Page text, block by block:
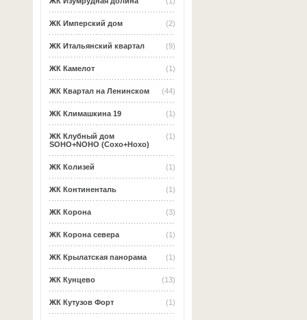
(2)
ЖК Имперский дом
(9)
ЖК Итальянский квартал
(1)
ЖК Камелот
(44)
ЖК Квартал на Ленинском
(1)
ЖК Климашкина 19
(1)
ЖК Клубный дом
SOHO+NOHO (Сохо+Нохо)
(1)
ЖК Колизей
(1)
ЖК Континенталь
(3)
ЖК Корона
(1)
ЖК Корона севера
(1)
ЖК Крылатская панорама
(13)
ЖК Кунцево
(1)
ЖК Кутузов Форт